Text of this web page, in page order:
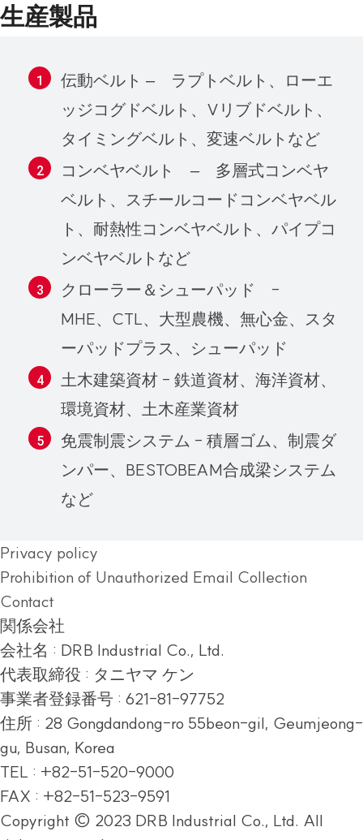
生産製品
伝動ベルト – ラプトベルト、ローエ
ッジコグドベルト、Vリブドベルト、
タイミングベルト、変速ベルトなど
コンベヤベルト – 多層式コンベヤ
ベルト、スチールコードコンベヤベル
ト、耐熱性コンベヤベルト、パイプコ
ンベヤベルトなど
クローラー＆シューパッド -
MHE、CTL、大型農機、無心金、スタ
ーパッドプラス、シューパッド
土木建築資材 - 鉄道資材、海洋資材、
環境資材、土木産業資材
免震制震システム - 積層ゴム、制震ダ
ンパー、BESTOBEAM合成梁システム
など
Privacy policy
Prohibition of Unauthorized Email Collection
Contact
関係会社
会社名 : DRB Industrial Co., Ltd.
代表取締役 : タニヤマ ケン
事業者登録番号 : 621-81-97752
住所 : 28 Gongdandong-ro 55beon-gil, Geumjeong-
gu, Busan, Korea
TEL : +82-51-520-9000
FAX : +82-51-523-9591
Copyright © 2023 DRB Industrial Co., Ltd. All